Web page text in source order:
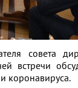
совета
коронавируса.